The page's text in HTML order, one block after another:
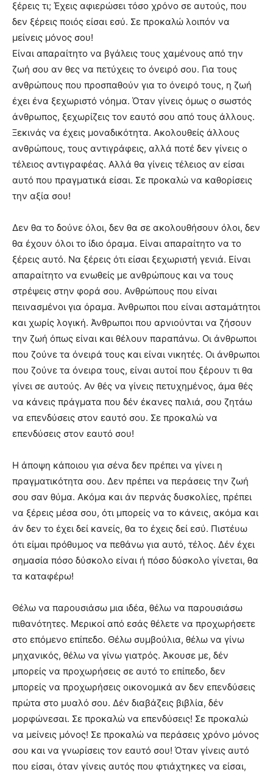
ξέρεις τι; Έχεις αφιερώσει τόσο χρόνο σε αυτούς, που
δεν ξέρεις ποιός είσαι εσύ. Σε προκαλώ λοιπόν να
μείνεις μόνος σου!
Είναι απαραίτητο να βγάλεις τους χαμένους από την
ζωή σου αν θες να πετύχεις το όνειρό σου. Για τους
ανθρώπους που προσπαθούν για το όνειρό τους, η ζωή
έχει ένα ξεχωριστό νόημα. Όταν γίνεις όμως ο σωστός
άνθρωπος, ξεχωρίζεις τον εαυτό σου από τους άλλους.
Ξεκινάς να έχεις μοναδικότητα. Ακολουθείς άλλους
ανθρώπους, τους αντιγράφεις, αλλά ποτέ δεν γίνεις ο
τέλειος αντιγραφέας. Αλλά θα γίνεις τέλειος αν είσαι
αυτό που πραγματικά είσαι. Σε προκαλώ να καθορίσεις
την αξία σου!
Δεν θα το δούνε όλοι, δεν θα σε ακολουθήσουν όλοι, δεν
θα έχουν όλοι το ίδιο όραμα. Είναι απαραίτητο να το
ξέρεις αυτό. Να ξέρεις ότι είσαι ξεχωριστή γενιά. Είναι
απαραίτητο να ενωθείς με ανθρώπους και να τους
στρέψεις στην φορά σου. Ανθρώπους που είναι
πεινασμένοι για όραμα. Άνθρωποι που είναι ασταμάτητοι
και χωρίς λογική. Άνθρωποι που αρνιούνται να ζήσουν
την ζωή όπως είναι και θέλουν παραπάνω. Οι άνθρωποι
που ζούνε τα όνειρά τους και είναι νικητές. Οι άνθρωποι
που ζούνε τα όνειρα τους, είναι αυτοί που ξέρουν τι θα
γίνει σε αυτούς. Αν θές να γίνεις πετυχημένος, άμα θές
να κάνεις πράγματα που δέν έκανες παλιά, σου ζητάω
να επενδύσεις στον εαυτό σου. Σε προκαλώ να
επενδύσεις στον εαυτό σου!
Η άποψη κάποιου για σένα δεν πρέπει να γίνει η
πραγματικότητα σου. Δεν πρέπει να περάσεις την ζωή
σου σαν θύμα. Ακόμα και άν περνάς δυσκολίες, πρέπει
να ξέρεις μέσα σου, ότι μπορείς να το κάνεις, ακόμα και
άν δεν το έχει δεί κανείς, θα το έχεις δεί εσύ. Πιστέυω
ότι είμαι πρόθυμος να πεθάνω για αυτό, τέλος. Δέν έχει
σημασία πόσο δύσκολο είναι ή πόσο δύσκολο γίνεται, θα
τα καταφέρω!
Θέλω να παρουσιάσω μια ιδέα, θέλω να παρουσιάσω
πιθανότητες. Μερικοί από εσάς θέλετε να προχωρήσετε
στο επόμενο επίπεδο. Θέλω συμβούλια, θέλω να γίνω
μηχανικός, θέλω να γίνω γιατρός. Άκουσε με, δέν
μπορείς να προχωρήσεις σε αυτό το επίπεδο, δεν
μπορείς να προχωρήσεις οικονομικά αν δεν επενδύσεις
πρώτα στο μυαλό σου. Δέν διαβάζεις βιβλία, δέν
μορφώνεσαι. Σε προκαλώ να επενδύσεις! Σε προκαλώ
να μείνεις μόνος! Σε προκαλώ να περάσεις χρόνο μόνος
σου και να γνωρίσεις τον εαυτό σου! Όταν γίνεις αυτό
που είσαι, όταν γίνεις αυτός που φτιάχτηκες να είσαι,